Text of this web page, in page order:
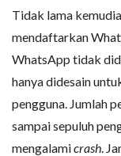
Tidak lama
mendaftarkan
WhatsApp tidak
hanya didesain
pengguna. Jumlah
sampai sepuluh
mengalamicrash .